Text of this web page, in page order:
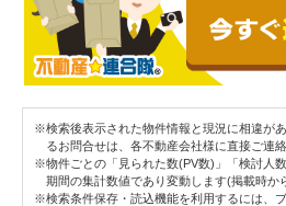
※検索後表示された物件情報と現況に相違が
るお問合せは、各不動産会社様に直接ご連絡
※物件ごとの「見られた数(PV数)」「検討人
期間の集計数値であり変動します(掲載時か
※検索条件保存・読込機能を利用するには、